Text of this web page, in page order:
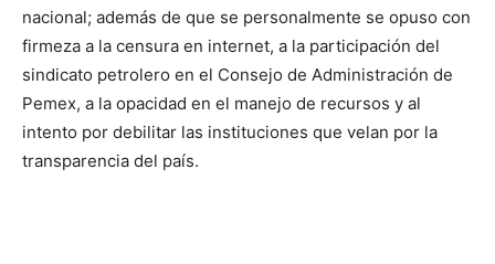
nacional; además de que se personalmente se opuso con
firmeza a la censura en internet, a la participación del
sindicato petrolero en el Consejo de Administración de
Pemex, a la opacidad en el manejo de recursos y al
intento por debilitar las instituciones que velan por la
transparencia del país.